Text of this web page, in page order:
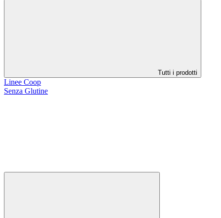
Tutti i prodotti
Linee Coop
Senza Glutine